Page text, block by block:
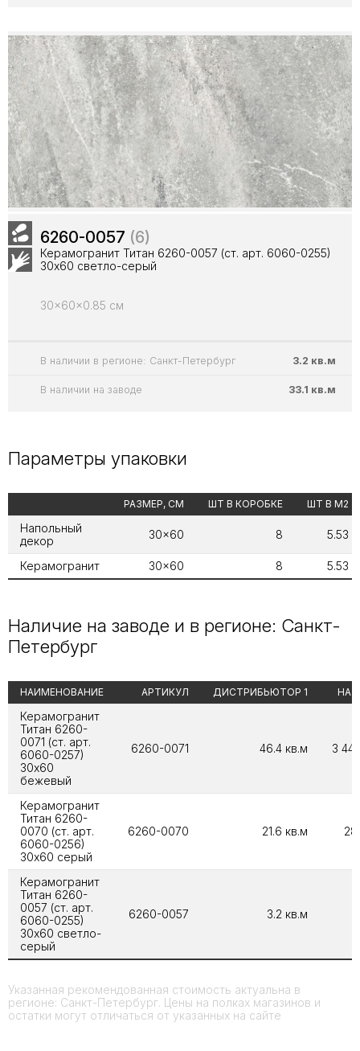
6260-0057 (6)
Керамогранит Титан 6260-0057 (ст. арт. 6060-0255)
30х60 светло-серый
30x60x0.85 см
В наличии в регионе: Санкт-Петербург 3.2 кв.м
В наличии на заводе 33.1 кв.м
Параметры упаковки
РАЗМЕР, СМ ШТ В КОРОБКЕ ШТ В М2
Напольный
декор
30x60 8 5.53
Керамогранит 30x60 8 5.53
Наличие на заводе и в регионе: Санкт-
Петербург
НАИМЕНОВАНИЕ АРТИКУЛ ДИСТРИБЬЮТОР 1 НА
Керамогранит
Титан 6260-
0071 (ст. арт.
6060-0257)
30х60
бежевый
6260-0071 46.4 кв.м 3
Керамогранит
Титан 6260-
0070 (ст. арт.
6060-0256)
30х60 серый
6260-0070 21.6 кв.м
Керамогранит
Титан 6260-
0057 (ст. арт.
6060-0255)
30х60 светло-
серый
6260-0057 3.2 кв.м
Указанная рекомендованная стоимость актуальна в
регионе: Санкт-Петербург. Цены на полках магазинов и
остатки могут отличаться от указанных на сайте